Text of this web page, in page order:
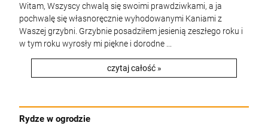
Witam, Wszyscy chwalą się swoimi prawdziwkami, a ja
pochwalę się własnoręcznie wyhodowanymi Kaniami z
Waszej grzybni. Grzybnie posadziłem jesienią zeszłego roku i
w tym roku wyrosły mi piękne i dorodne ...
czytaj całość »
Rydze w ogrodzie